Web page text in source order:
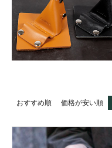
おすすめ順 価格が安い順